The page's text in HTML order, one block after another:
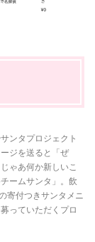
ンタプロジェクト
ジを送ると「ぜ
ゃあ何か新しいこ
ームサンタ」。飲
寄付つきサンタメニ
っていただくプロ